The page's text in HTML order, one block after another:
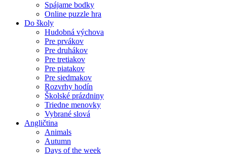
Spájame bodky
Online puzzle hra
Do školy
Hudobná výchova
Pre prvákov
Pre druhákov
Pre tretiakov
Pre piatakov
Pre siedmakov
Rozvrhy hodín
Školské prázdniny
Triedne menovky
Vybrané slová
Angličtina
Animals
Autumn
Days of the week